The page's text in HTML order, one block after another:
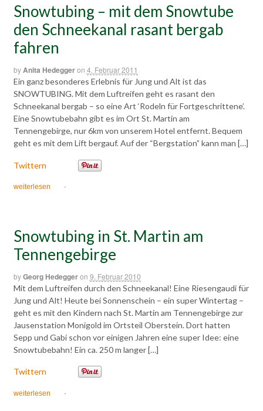
Snowtubing – mit dem Snowtube
den Schneekanal rasant bergab
fahren
byAnita Hedeggeron 4. Februar 2011
Ein ganz besonderes Erlebnis für Jung und Alt ist das
SNOWTUBING. Mit dem Luftreifen geht es rasant den
Schneekanal bergab – so eine Art ‘Rodeln für Fortgeschrittene’.
Eine Snowtubebahn gibt es im Ort St. Martin am
Tennengebirge, nur 6km von unserem Hotel entfernt. Bequem
geht es mit dem Lift bergauf. Auf der “Bergstation” kann man […]
Twittern
weiterlesen ·
Snowtubing in St. Martin am
Tennengebirge
byGeorg Hedeggeron 9. Februar 2010
Mit dem Luftreifen durch den Schneekanal! Eine Riesengaudi für
Jung und Alt! Heute bei Sonnenschein – ein super Wintertag –
geht es mit den Kindern nach St. Martin am Tennengebirge zur
Jausenstation Monigold im Ortsteil Oberstein. Dort hatten
Sepp und Gabi schon vor einigen Jahren eine super Idee: eine
Snowtubebahn! Ein ca. 250 m langer […]
Twittern
weiterlesen ·